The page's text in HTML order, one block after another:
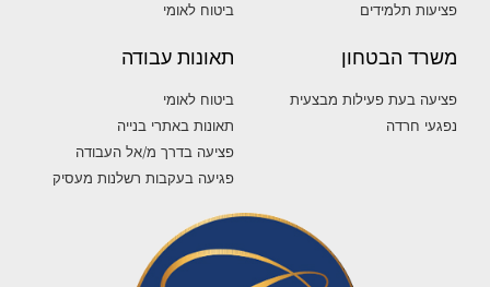
פציעות תלמידים
ביטוח לאומי
משרד הבטחון
פציעה בעת פעילות מבצעית
נפגעי חרדה
תאונות עבודה
ביטוח לאומי
תאונות באתרי בנייה
פציעה בדרך מ/אל העבודה
פגיעה בעקבות רשלנות מעסיק